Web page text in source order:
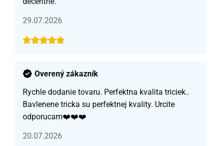
29.07.2026
Overený zákazník
Rychle dodanie tovaru. Perfektna kvalita triciek..
Bavlenene tricka su perfektnej kvality. Urcite
odporucam❤️❤️❤️
20.07.2026